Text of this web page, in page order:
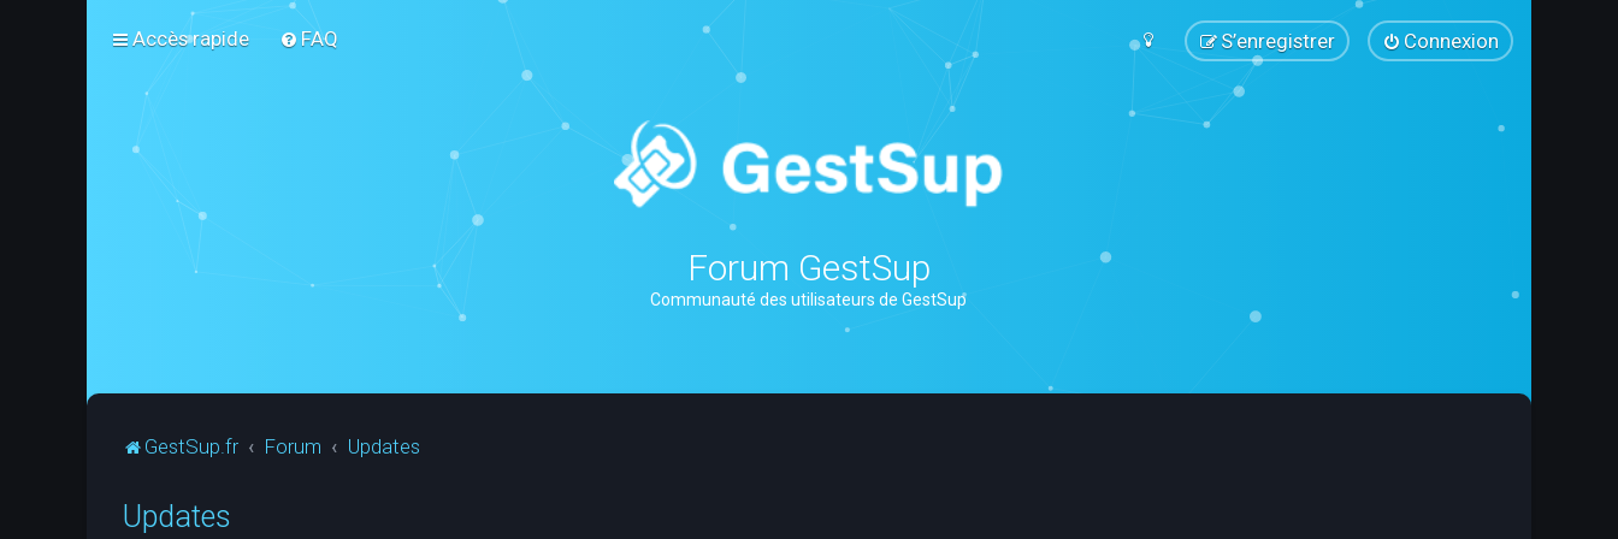
Accès rapide FAQ Connexion
S’enregistrer
Forum GestSup
Communauté des utilisateurs de GestSup
GestSup.fr Forum Updates
Updates